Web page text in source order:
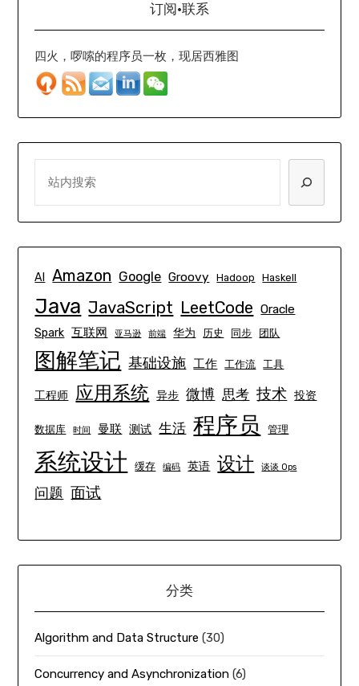
订阅·联系
四火，啰嗦的程序员一枚，现居西雅图
AI Amazon Google Groovy Hadoop Haskell
Java JavaScript LeetCode Oracle
Spark 互联网 亚马逊 前端 华为 历史 同步 团队
图解笔记 基础设施 工作 工作流 工具
工程师 应用系统 异步 微博 思考 技术 投资
数据库 时间 曼联 测试 生活 程序员 管理
系统设计 缓存 编码 英语 设计 谈谈 Ops
问题 面试
分类
Algorithm and Data Structure (30)
Concurrency and Asynchronization (6)